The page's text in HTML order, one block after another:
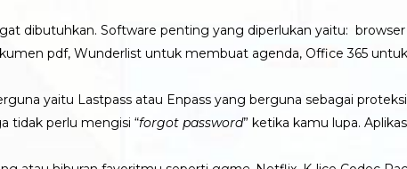
dibutuhkan. Software penting yang diperlukan yaitu:
pdf, Wunderlist untuk membuat agenda, Office 365
yaitu Lastpass atau Enpass yang berguna sebagai
tidak perlu mengisi “forgot password” ketika kamu lupa.